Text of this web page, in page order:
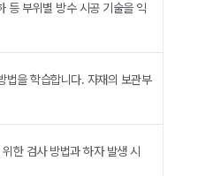
등 부위별 방수 시공 기술을 익
법을 학습합니다. 자재의 보관부
한 검사 방법과 하자 발생 시